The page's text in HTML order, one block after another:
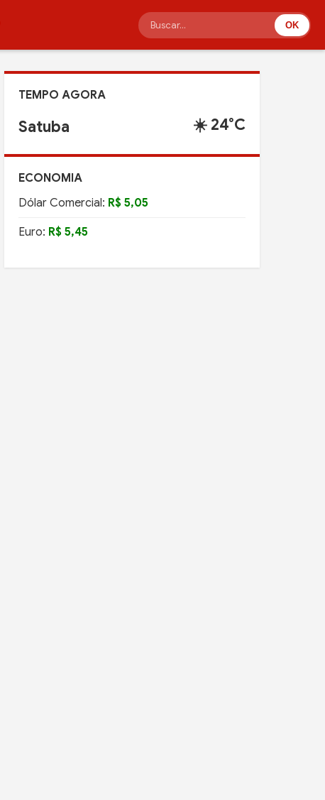
OK
TEMPO AGORA
Satuba ☀️ 24°C
ECONOMIA
Dólar Comercial: R$ 5,05
Euro: R$ 5,45